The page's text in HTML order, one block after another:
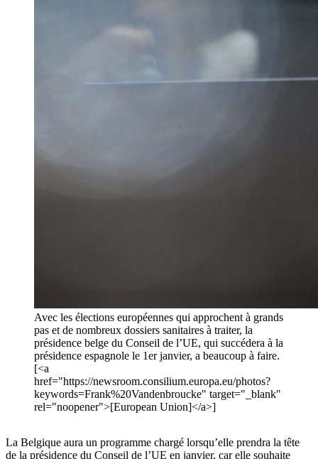
Avec les élections européennes qui approchent à grands
pas et de nombreux dossiers sanitaires à traiter, la
présidence belge du Conseil de l’UE, qui succédera à la
présidence espagnole le 1er janvier, a beaucoup à faire.
[<a
href="https://newsroom.consilium.europa.eu/photos?
keywords=Frank%20Vandenbroucke" target="_blank"
rel="noopener">[European Union]</a>]
La Belgique aura un programme chargé lorsqu’elle prendra la tête
de la présidence du Conseil de l’UE en janvier, car elle souhaite